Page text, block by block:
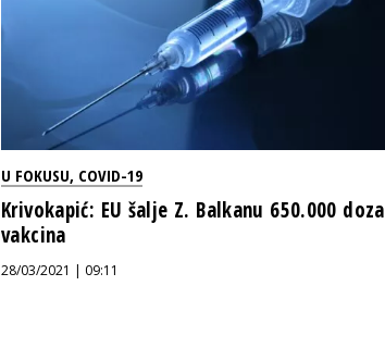
U FOKUSU, COVID-19
Krivokapić: EU šalje Z. Balkanu 650.000 doza
vakcina
28/03/2021 | 09:11